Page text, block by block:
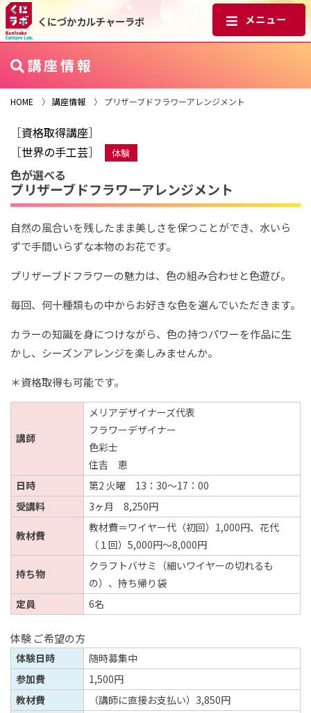
くにづかカルチャーラボ
講座情報
HOME 〉 講座情報 〉 プリザーブドフラワーアレンジメント
［資格取得講座］
［世界の手工芸］ 体験
色が選べる
プリザーブドフラワーアレンジメント
自然の風合いを残したまま美しさを保つことができ、水いら
ずで手間いらずな本物のお花です。
プリザーブドフラワーの魅力は、色の組み合わせと色遊び。
毎回、何十種類もの中からお好きな色を選んでいただきます。
カラーの知識を身につけながら、色の持つパワーを作品に生
かし、シーズンアレンジを楽しみませんか。
＊資格取得も可能です。
講師
メリアデザイナーズ代表
フラワーデザイナー
色彩士
住吉 恵
日時
第2 火曜 13：30～17：00
受講料
3ヶ月 8,250円
教材費
教材費＝ワイヤー代（初回）1,000円、花代
（１回）5,000円～8,000円
持ち物
クラフトバサミ（細いワイヤーの切れるも
の）、持ち帰り袋
定員
6名
体験 ご希望の方
体験日時
随時募集中
参加費
1,500円
教材費
（講師に直接お支払い）3,850円